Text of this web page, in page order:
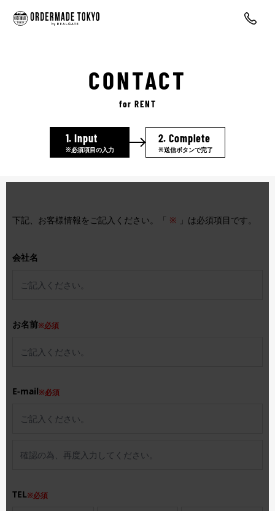
CONTACT
for RENT
1. Input
※必須項目の入力
2. Complete
※送信ボタンで完了
下記、お客様情報をご記入ください。「 ※ 」は必須項目です。
会社名
お名前※必須
E-mail※必須
TEL※必須